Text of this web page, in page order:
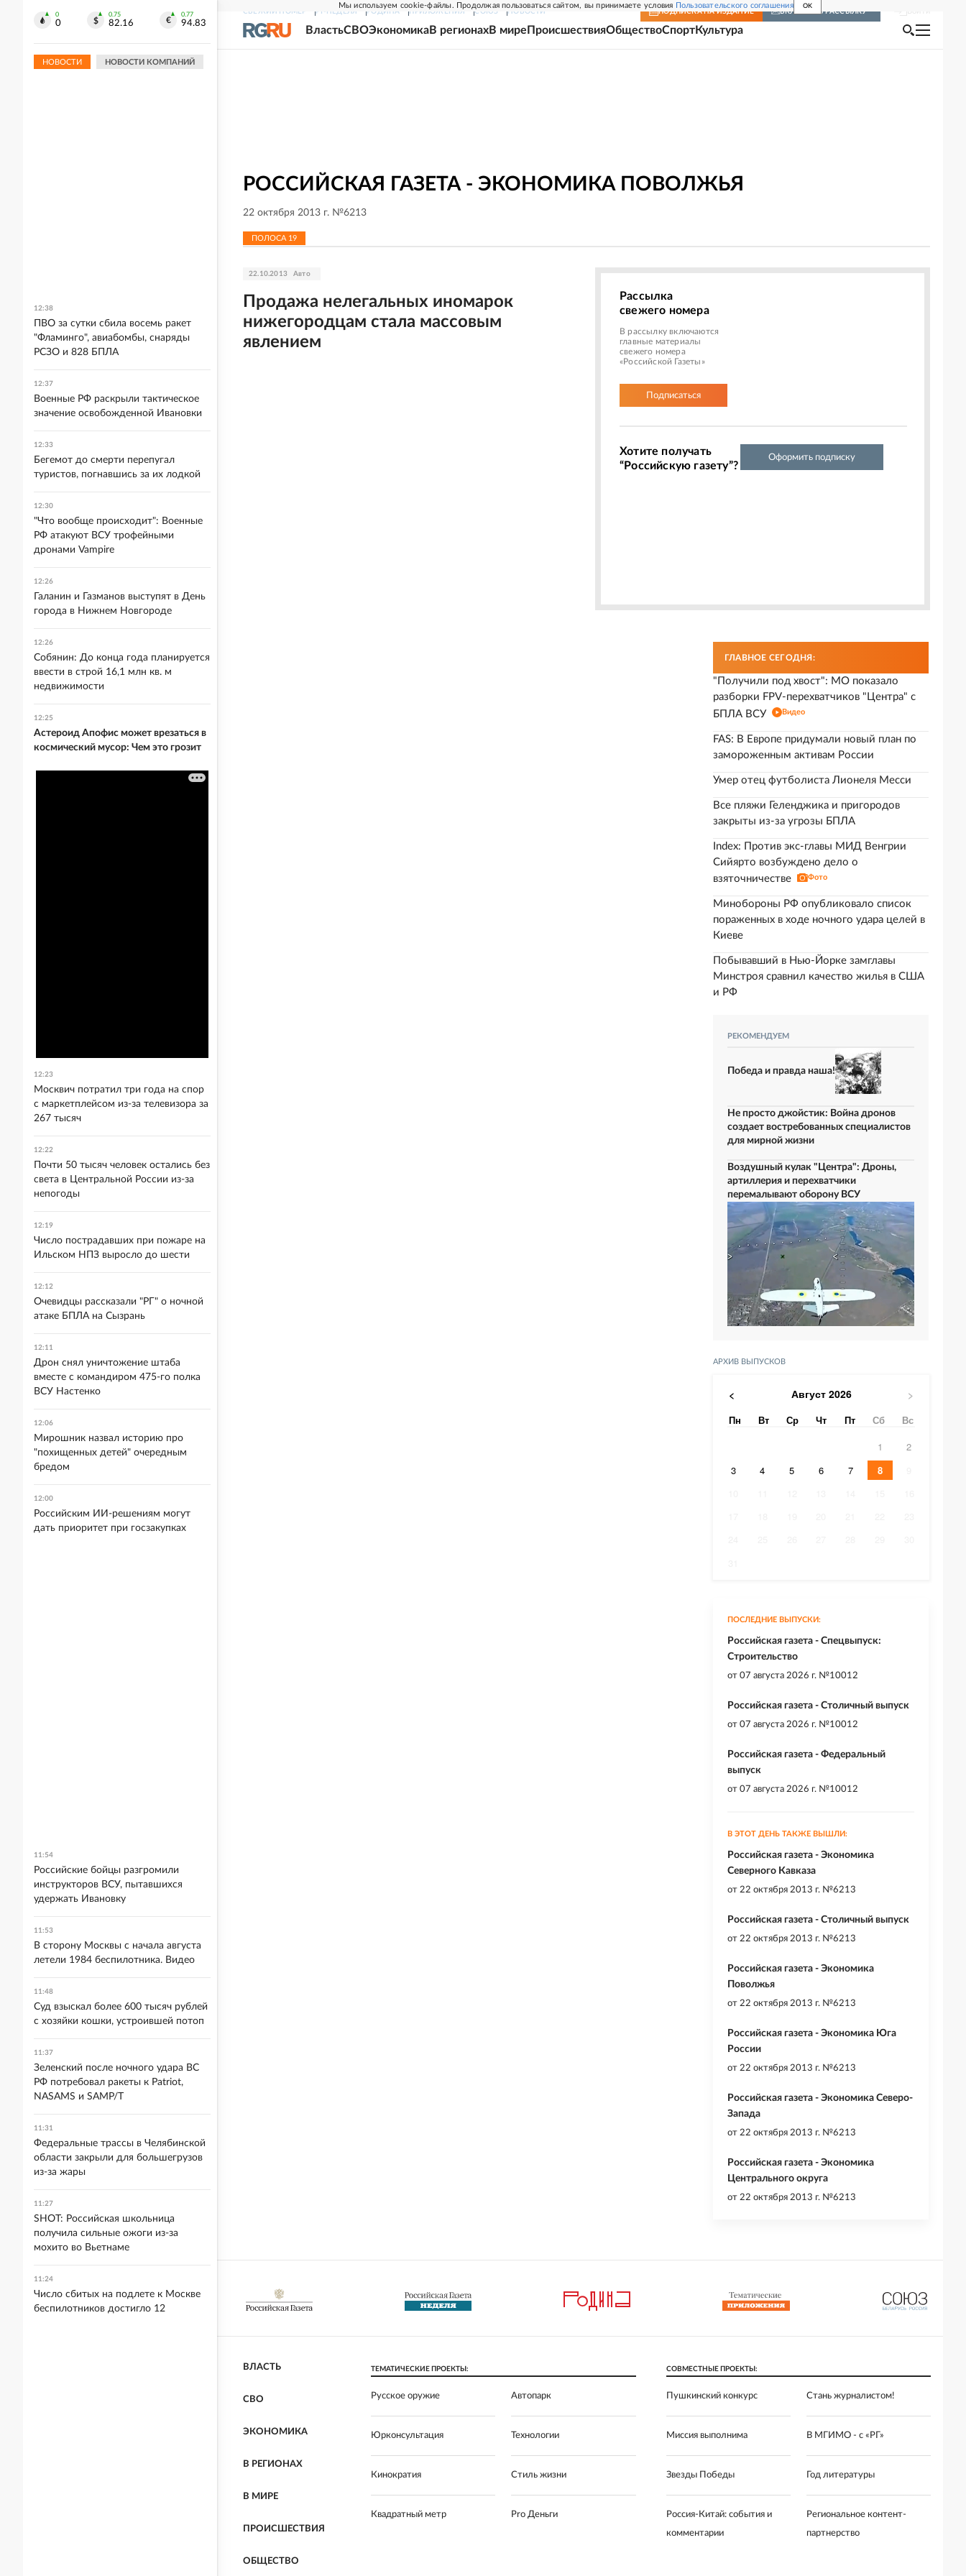
Мы используем cookie-файлы. Продолжая пользоваться сайтом, вы принимаете условия Пользовательского соглашения OK
СВЕЖИЙ НОМЕР РГ-НЕДЕЛЯ РОДИНА ПРИЛОЖЕНИЯ СОЮЗ НОВОСТИ ПОДПИСКА НА ИЗДАНИЕ ВКЛЮЧИТЬ РАССЫЛКУ
ВластьСВОЭкономикаВ регионахВ мире ПроисшествияОбществоСпортКультура
РОССИЙСКАЯ ГАЗЕТА - ЭКОНОМИКА ПОВОЛЖЬЯ
22 октября 2013 г. №6213
ПОЛОСА 19
22.10.2013 Авто
Продажа нелегальных иномарок
нижегородцам стала массовым
явлением
Рассылка
свежего номера
В рассылку включаются
главные материалы
свежего номера
«Российской Газеты»
Подписаться
Хотите получать
“Российскую газету”?
Оформить подписку
ГЛАВНОЕ СЕГОДНЯ:
"Получили под хвост": МО показало
разборки FPV-перехватчиков "Центра" с
БПЛА ВСУ
Видео
FAS: В Европе придумали новый план по
замороженным активам России
Умер отец футболиста Лионеля Месси
Все пляжи Геленджика и пригородов
закрыты из-за угрозы БПЛА
Index: Против экс-главы МИД Венгрии
Сийярто возбуждено дело о
взяточничестве
Фото
Минобороны РФ опубликовало список
пораженных в ходе ночного удара целей в
Киеве
Побывавший в Нью-Йорке замглавы
Минстроя сравнил качество жилья в США
и РФ
РЕКОМЕНДУЕМ
Победа и правда наша!
Не просто джойстик: Война дронов
создает востребованных специалистов
для мирной жизни
Воздушный кулак "Центра": Дроны,
артиллерия и перехватчики
перемалывают оборону ВСУ
АРХИВ ВЫПУСКОВ
< Август 2026 >
Пн Вт Ср Чт Пт Сб
Вс
1
2
3
4 5 6 7 8
ПОСЛЕДНИЕ ВЫПУСКИ:
Российская газета - Спецвыпуск:
Строительство
от 07 августа 2026 г. №10012
Российская газета - Столичный выпуск
от 07 августа 2026 г. №10012
Российская газета - Федеральный
выпуск
от 07 августа 2026 г. №10012
В ЭТОТ ДЕНЬ ТАКЖЕ ВЫШЛИ:
Российская газета - Экономика
Северного Кавказа
от 22 октября 2013 г. №6213
Российская газета - Столичный выпуск
от 22 октября 2013 г. №6213
Российская газета - Экономика
Поволжья
от 22 октября 2013 г. №6213
Российская газета - Экономика Юга
России
от 22 октября 2013 г. №6213
Российская газета - Экономика Северо-
Запада
от 22 октября 2013 г. №6213
Российская газета - Экономика
Центрального округа
от 22 октября 2013 г. №6213
ВЛАСТЬ
СВО
ЭКОНОМИКА
В РЕГИОНАХ
В МИРЕ
ПРОИСШЕСТВИЯ
ОБЩЕСТВО
ТЕМАТИЧЕСКИЕ ПРОЕКТЫ:
Русское оружие Автопарк
Юрконсультация Технологии
Кинократия Стиль жизни
Квадратный метр Pro Деньги
СОВМЕСТНЫЕ ПРОЕКТЫ:
Пушкинский конкурс Стань журналистом!
Миссия выполнима В МГИМО - с «РГ»
Звезды Победы Год литературы
Россия-Китай: события и
комментарии
Региональное контент-
партнерство
0
0
0.75
82.16
0.77
94.83
НОВОСТИ НОВОСТИ КОМПАНИЙ
12:38
ПВО за сутки сбила восемь ракет
"Фламинго", авиабомбы, снаряды
РСЗО и 828 БПЛА
12:37
Военные РФ раскрыли тактическое
значение освобожденной Ивановки
12:33
Бегемот до смерти перепугал
туристов, погнавшись за их лодкой
12:30
"Что вообще происходит": Военные
РФ атакуют ВСУ трофейными
дронами Vampire
12:26
Галанин и Газманов выступят в День
города в Нижнем Новгороде
12:26
Собянин: До конца года планируется
ввести в строй 16,1 млн кв. м
недвижимости
12:25
Астероид Апофис может врезаться в
космический мусор: Чем это грозит
12:23
Москвич потратил три года на спор
с маркетплейсом из-за телевизора за
267 тысяч
12:22
Почти 50 тысяч человек остались без
света в Центральной России из-за
непогоды
12:19
Число пострадавших при пожаре на
Ильском НПЗ выросло до шести
12:12
Очевидцы рассказали "РГ" о ночной
атаке БПЛА на Сызрань
12:11
Дрон снял уничтожение штаба
вместе с командиром 475-го полка
ВСУ Настенко
12:06
Мирошник назвал историю про
"похищенных детей" очередным
бредом
12:00
Российским ИИ-решениям могут
дать приоритет при госзакупках
11:54
Российские бойцы разгромили
инструкторов ВСУ, пытавшихся
удержать Ивановку
11:53
В сторону Москвы с начала августа
летели 1984 беспилотника. Видео
11:48
Суд взыскал более 600 тысяч рублей
с хозяйки кошки, устроившей потоп
11:37
Зеленский после ночного удара ВС
РФ потребовал ракеты к Patriot,
NASAMS и SAMP/T
11:31
Федеральные трассы в Челябинской
области закрыли для большегрузов
из-за жары
11:27
SHOT: Российская школьница
получила сильные ожоги из-за
мохито во Вьетнаме
11:24
Число сбитых на подлете к Москве
беспилотников достигло 12